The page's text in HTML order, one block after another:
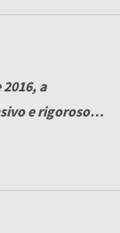
a
e rigoroso.